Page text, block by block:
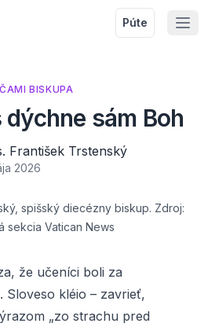
Púte
BISKUPA
sám Boh
František Trstenský
2026
spišský diecézny biskup. Zdroj:
sekcia Vatican News
že učeníci boli za
Sloveso kléio – zavrieť,
„zo strachu pred